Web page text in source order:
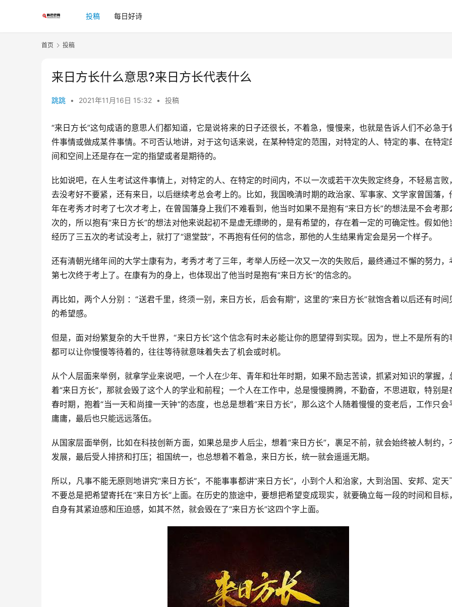
投稿 每日好诗
首页 投稿
来日方长什么意思?来日方长代表什么
跳跳 • 2021年11月16日 15:32 • 投稿
“来日方长”这句成语的意思人们都知道，它是说将来的日子还很长，不着急，慢慢来，也就是告诉人们不必急于
件事情或做成某件事情。不可否认地讲，对于这句话来说，在某种特定的范围，对特定的人、特定的事、在特定
间和空间上还是存在一定的指望或者是期待的。
比如说吧，在人生考试这件事情上，对特定的人、在特定的时间内，不以一次或若干次失败定终身，不轻易言败
去没考好不要紧，还有来日，以后继续考总会考上的。比如，我国晚清时期的政治家、军事家、文学家曾国藩，
年在考秀才时考了七次才考上，在曾国藩身上我们不难看到，他当时如果不是抱有“来日方长”的想法是不会考那
次的，所以抱有“来日方长”的想法对他来说起初不是虚无缥缈的，是有希望的，存在着一定的可确定性。假如他
经历了三五次的考试没考上，就打了“退堂鼓”，不再抱有任何的信念，那他的人生结果肯定会是另一个样子。
还有清朝光绪年间的大学士康有为，考秀才考了三年，考举人历经一次又一次的失败后，最终通过不懈的努力，
第七次终于考上了。在康有为的身上，也体现出了他当时是抱有“来日方长”的信念的。
再比如，两个人分别 ：“送君千里，终须一别，来日方长，后会有期”，这里的“来日方长”就饱含着以后还有时间
的希望感。
但是，面对纷繁复杂的大千世界，“来日方长”这个信念有时未必能让你的愿望得到实现。因为，世上不是所有的
都可以让你慢慢等待着的，往往等待就意味着失去了机会或时机。
从个人层面来举例，就拿学业来说吧，一个人在少年、青年和壮年时期，如果不励志苦读，抓紧对知识的掌握，
着“来日方长”，那就会毁了这个人的学业和前程；一个人在工作中，总是慢慢腾腾，不勤奋，不思进取，特别是
春时期，抱着“当一天和尚撞一天钟”的态度，也总是想着“来日方长”，那么这个人随着慢慢的变老后，工作只会
庸庸，最后也只能远远落伍。
从国家层面举例，比如在科技创新方面，如果总是步人后尘，想着“来日方长”，裹足不前，就会始终被人制约，
发展，最后受人排挤和打压；祖国统一，也总想着不着急，来日方长，统一就会遥遥无期。
所以，凡事不能无原则地讲究“来日方长”，不能事事都讲“来日方长”，小到个人和治家，大到治国、安邦、定天
不要总是把希望寄托在“来日方长”上面。在历史的旅途中，要想把希望变成现实，就要确立每一段的时间和目标
自身有其紧迫感和压迫感，如其不然，就会毁在了“来日方长”这四个字上面。